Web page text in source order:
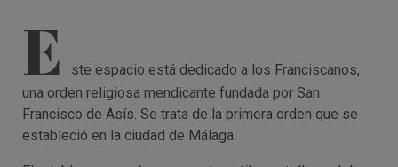
E
ste espacio está dedicado a los Franciscanos,
una orden religiosa mendicante fundada por San
Francisco de Asís. Se trata de la primera orden que se
estableció en la ciudad de Málaga.